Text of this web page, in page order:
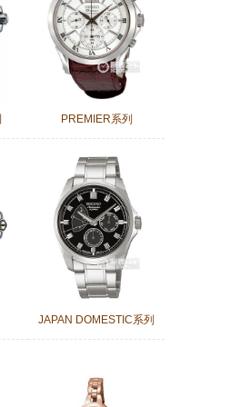
PREMIER系列
JAPAN DOMESTIC系列